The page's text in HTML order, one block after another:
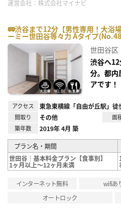
運営会社： 株式会社マイナビ
🚃渋谷まで12分【男性専用！大浴
ーミー世田谷等々力 Aタイプ
世田谷区
渋谷へ
分。都内
アです！
アクセス 東急東横線「自由が丘駅」徒
間取り その他 面
築年数 2019年 4月 築
プラン名・期間
世田谷｜基本料金プラン【食事別】
1ヶ月以上～12ヶ月未満
インターネット無料 wifiあ
オートロック